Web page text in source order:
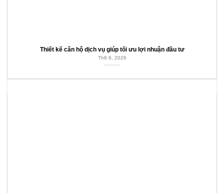
Thiết kế căn hộ dịch vụ giúp tối ưu lợi nhuận đầu tư
Th8 6, 2026